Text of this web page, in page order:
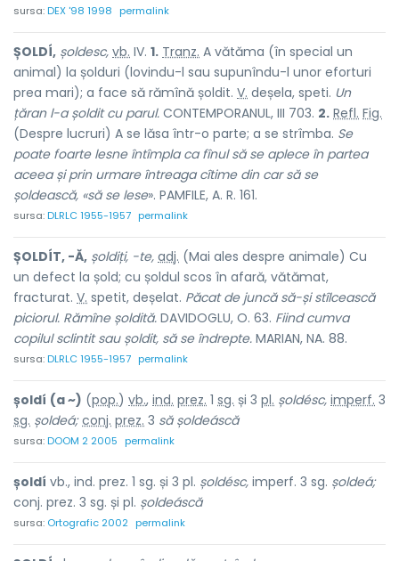
sursa:DEX '98 1998 permalink
ȘOLDÍ, șoldesc, vb. IV. 1. Tranz. A vătăma (în special un
animal) la șolduri (lovindu-l sau supunîndu-l unor eforturi
prea mari); a face să rămînă șoldit. V. deșela, speti. Un
țăran l-a șoldit cu parul. CONTEMPORANUL, III 703. 2. Refl. Fig.
(Despre lucruri) A se lăsa într-o parte; a se strîmba. Se
poate foarte lesne întîmpla ca fînul să se aplece în partea
aceea și prin urmare întreaga cîtime din car să se
șoldească, «să se lese». PAMFILE, A. R. 161.
sursa:DLRLC 1955-1957 permalink
ȘOLDÍT, -Ă, șoldiți, -te, adj. (Mai ales despre animale) Cu
un defect la șold; cu șoldul scos în afară, vătămat,
fracturat. V. spetit, deșelat. Păcat de juncă să-și stîlcească
piciorul. Rămîne șoldită. DAVIDOGLU, O. 63. Fiind cumva
copilul sclintit sau șoldit, să se îndrepte. MARIAN, NA. 88.
sursa:DLRLC 1955-1957 permalink
șoldí (a ~) (pop.) vb., ind. prez. 1 sg. și 3 pl. șoldésc, imperf. 3
sg. șoldeá; conj. prez. 3 să șoldeáscă
sursa:DOOM 2 2005 permalink
șoldí vb., ind. prez. 1 sg. și 3 pl. șoldésc, imperf. 3 sg. șoldeá;
conj. prez. 3 sg. și pl. șoldeáscă
sursa: Ortografic 2002 permalink